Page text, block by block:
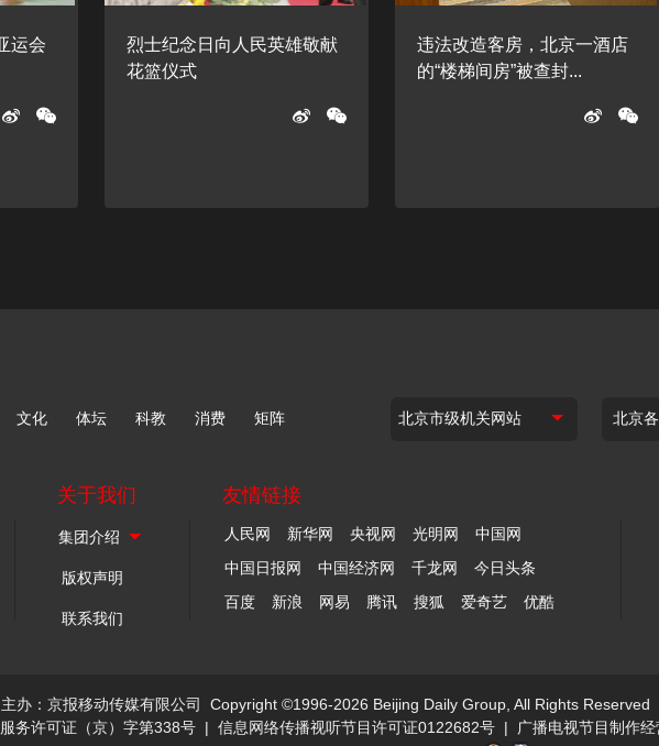
运会
烈士纪念日向人民英雄敬献
花篮仪式
违法改造客房，北京一酒店
的“楼梯间房”被查封...
文化 体坛 科教 消费 矩阵
关于我们
版权声明
联系我们
友情链接
人民网 新华网 央视网 光明网
中国网
中国日报网
中国经济网 千龙网
今日头条
百度
新浪 网易 腾讯 搜狐 爱奇艺 优酷
主办：京报移动传媒有限公司
Copyright ©1996-2026 Beijing Daily Group, All Rights Reserved
务许可证（京）字第338号 | 信息网络传播视听节目许可证0122682号 |
广播电视节目制作